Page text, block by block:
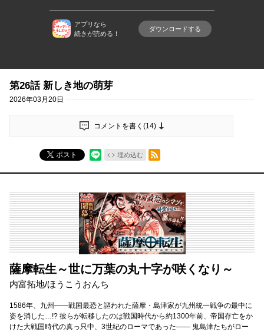
アプリなら
続きが読める！
ダウンロードする
第26話 新しき地の萌芽
2026年03月20日
コメントを書く(14)
ポスト 埋め込む
RSSフィード
薩摩転生～世に万葉の丸十字が咲くなり～
内富拓地/ほうこうおんち
1586年、九州――戦国最恐と謳われた薩摩・島津家が九州統一戦争の最中に
姿を消した…!? 彼らが転移したのは戦国時代から約1300年前、帝国存亡をか
けた大戦国時代の真っ只中、3世紀のローマであった―― 鬼島津たちがロー